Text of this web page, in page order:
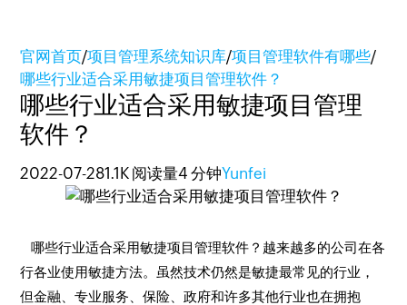
官网首页/项目管理系统知识库/项目管理软件有哪些/
哪些行业适合采用敏捷项目管理软件？
哪些行业适合采用敏捷项目管理
软件？
2022-07-281.1K 阅读量4 分钟Yunfei
哪些行业适合采用敏捷项目管理软件？越来越多的公司在各
行各业使用敏捷方法。虽然技术仍然是敏捷最常见的行业，
但金融、专业服务、保险、政府和许多其他行业也在拥抱